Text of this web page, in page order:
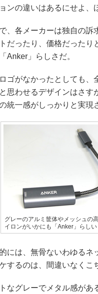
ンの違いはあるにせよ、
、各メーカーは独自の訴
だったり、価格だったり
Anker」らしさだ。
ゴがなかったとしても、
思わせるデザインはさす
統一感がしっかりと実現
グレーのアルミ筐体やメッシュの
イロンがいかにも「Anker」らしい
には、無骨ないわゆるネ
するのは、間違いなくこ
なグレーでメタル感があ